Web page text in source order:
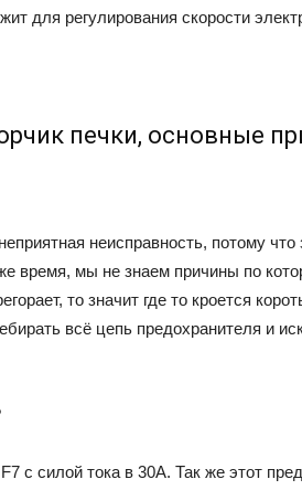
для регулирования скорости
печки, основные
неисправность, потому что
время, мы не знаем причины по
то значит где то кроется
всё цепь предохранителя и
с силой тока в 30А. Так же этот